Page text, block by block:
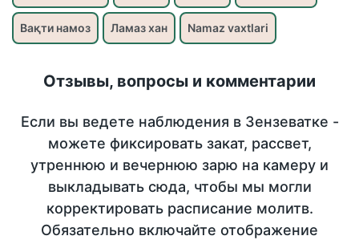
Вақти намоз Ламаз хан Namaz vaxtlari
Отзывы, вопросы и комментарии
Если вы ведете наблюдения в Зензеватке -
можете фиксировать закат, рассвет,
утреннюю и вечернюю зарю на камеру и
выкладывать сюда, чтобы мы могли
корректировать расписание молитв.
Обязательно включайте отображение